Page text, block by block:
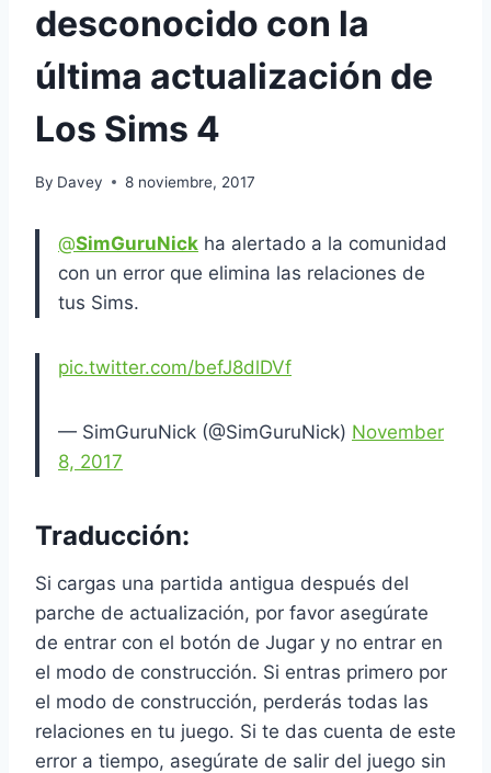
desconocido con la
última actualización de
Los Sims 4
By Davey 8 noviembre, 2017
@SimGuruNick ha alertado a la comunidad
con un error que elimina las relaciones de
tus Sims.
pic.twitter.com/befJ8dlDVf
— SimGuruNick (@SimGuruNick) November
8, 2017
Traducción:
Si cargas una partida antigua después del
parche de actualización, por favor asegúrate
de entrar con el botón de Jugar y no entrar en
el modo de construcción. Si entras primero por
el modo de construcción, perderás todas las
relaciones en tu juego. Si te das cuenta de este
error a tiempo, asegúrate de salir del juego sin